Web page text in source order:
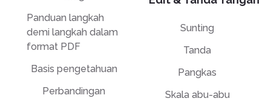
Panduan langkah
demi langkah dalam
format PDF
Basis pengetahuan
Perbandingan
Sunting
Tanda
Pangkas
Skala abu-abu